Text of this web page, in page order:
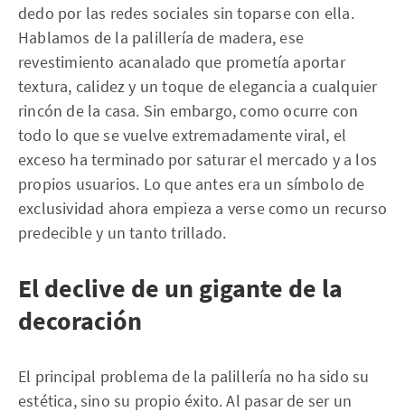
dedo por las redes sociales sin toparse con ella.
Hablamos de la palillería de madera, ese
revestimiento acanalado que prometía aportar
textura, calidez y un toque de elegancia a cualquier
rincón de la casa. Sin embargo, como ocurre con
todo lo que se vuelve extremadamente viral, el
exceso ha terminado por saturar el mercado y a los
propios usuarios. Lo que antes era un símbolo de
exclusividad ahora empieza a verse como un recurso
predecible y un tanto trillado.
El declive de un gigante de la
decoración
El principal problema de la palillería no ha sido su
estética, sino su propio éxito. Al pasar de ser un